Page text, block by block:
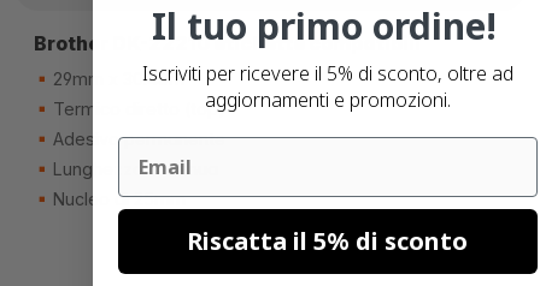
Brother DK-22210 etichette compatibili
29mm x 30.48m
Termico diretto (top)
Adesivo permanente
Lunghezza continua
Nucleo di 25mm
Il tuo primo ordine!
Iscriviti per ricevere il 5% di sconto, oltre ad
aggiornamenti e promozioni.
Email
Riscatta il 5% di sconto